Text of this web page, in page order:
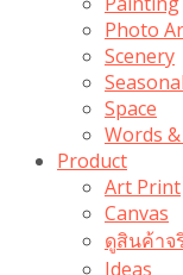
Photo
Scenery
Space
Words
Product
Art Print
Canvas
ดูสินค้าจ
Ideas